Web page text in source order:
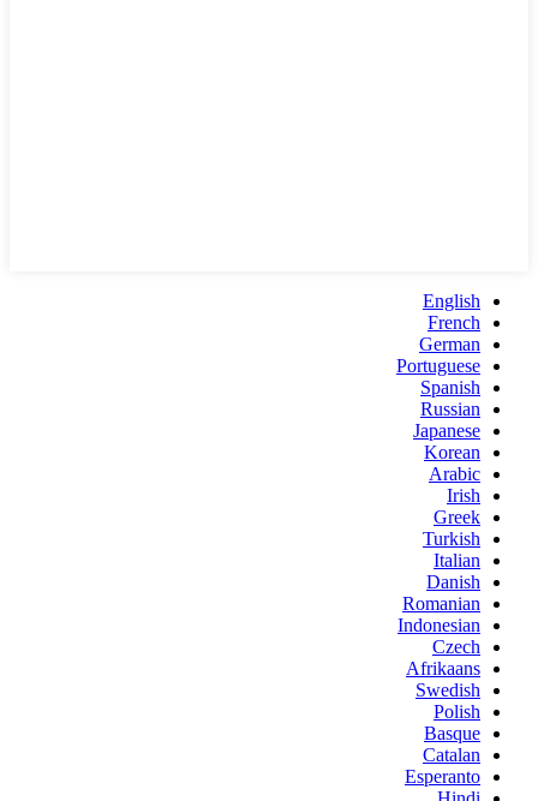
English
French
German
Portuguese
Spanish
Russian
Japanese
Korean
Arabic
Irish
Greek
Turkish
Italian
Danish
Romanian
Indonesian
Czech
Afrikaans
Swedish
Polish
Basque
Catalan
Esperanto